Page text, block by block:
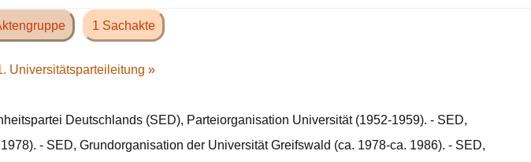
1 Sachakte
Universitätsparteileitung »
Deutschlands (SED), Parteiorganisation Universität (1952-1959). - SED,
- SED, Grundorganisation der Universität Greifswald (ca. 1978-ca. 1986). - SED,